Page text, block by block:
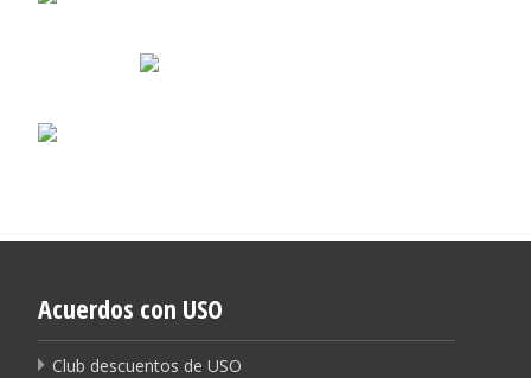
Acuerdos con USO
Club descuentos de USO